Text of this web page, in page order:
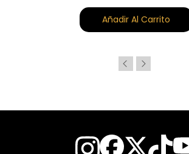
Añadir Al Carrito